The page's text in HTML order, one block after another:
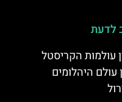
לדעת
עולמות הקריסטל
עולם היהלומים